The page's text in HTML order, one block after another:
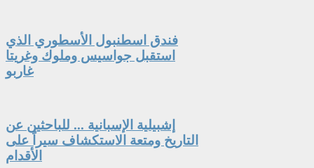
فندق اسطنبول الأسطوري الذي
استقبل جواسيس وملوك وغريتا
غاربو
إشبيلية الإسبانية ... للباحثين عن
التاريخ ومتعة الاستكشاف سيراً على
الأقدام